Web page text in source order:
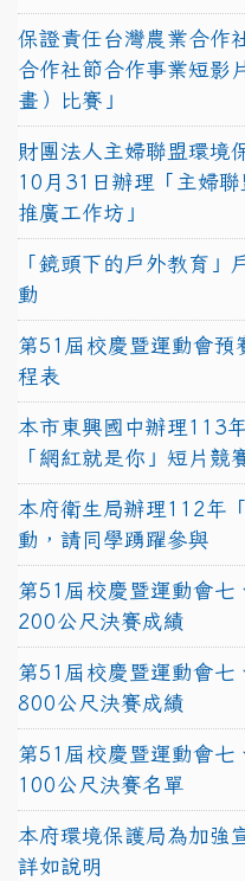
保證責任台灣農業合作
合作社節合作事業短影
畫）比賽」
財團法人主婦聯盟環境
10月31日辦理「主婦
推廣工作坊」
「鏡頭下的戶外教育」
動
第51屆校慶暨運動會
程表
本市東興國中辦理113
「網紅就是你」短片競
本府衛生局辦理112年
動，請同學踴躍參與
第51屆校慶暨運動會七
200公尺決賽成績
第51屆校慶暨運動會七
800公尺決賽成績
第51屆校慶暨運動會七
100公尺決賽名單
本府環境保護局為加強
詳如說明